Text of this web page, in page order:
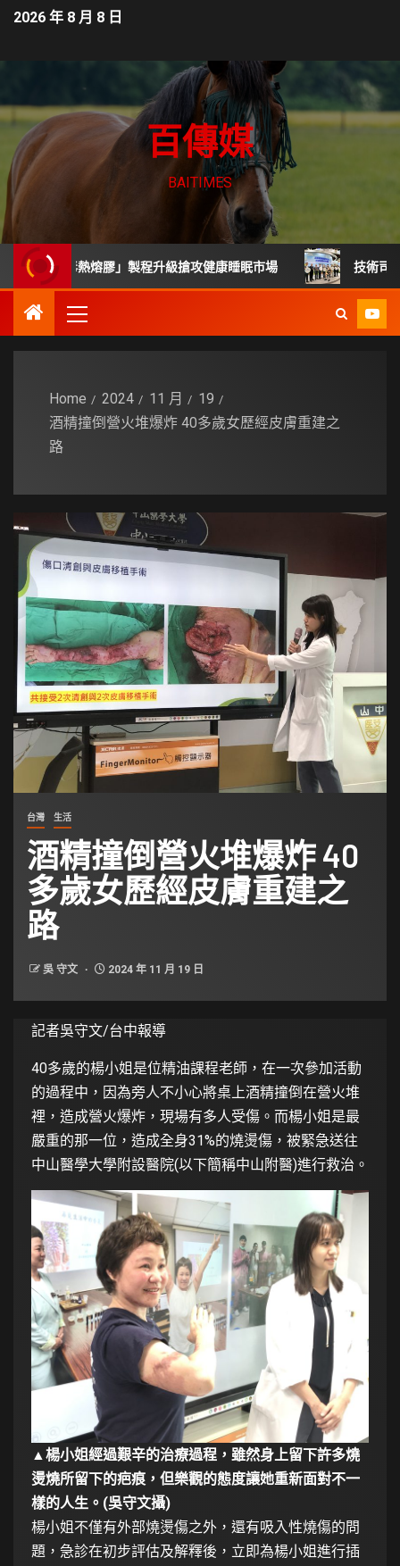
2026 年 8 月 8 日
百傳媒
BAITIMES
無毒熱熔膠」製程升級搶攻健康睡眠市場 技術司展30項
Home 2024 11 月
19
酒精撞倒營火堆爆炸 40多歲女歷經皮膚重建之
路
台灣 生活
酒精撞倒營火堆爆炸 40
多歲女歷經皮膚重建之
路
吳 守文 2024 年 11 月 19 日
記者吳守文/台中報導
40多歲的楊小姐是位精油課程老師，在一次參加活動
的過程中，因為旁人不小心將桌上酒精撞倒在營火堆
裡，造成營火爆炸，現場有多人受傷。而楊小姐是最
嚴重的那一位，造成全身31%的燒燙傷，被緊急送往
中山醫學大學附設醫院(以下簡稱中山附醫)進行救治。
▲楊小姐經過艱辛的治療過程，雖然身上留下許多燒
燙燒所留下的疤痕，但樂觀的態度讓她重新面對不一
樣的人生。(吳守文攝)
楊小姐不僅有外部燒燙傷之外，還有吸入性燒傷的問
題，急診在初步評估及解釋後，立即為楊小姐進行插